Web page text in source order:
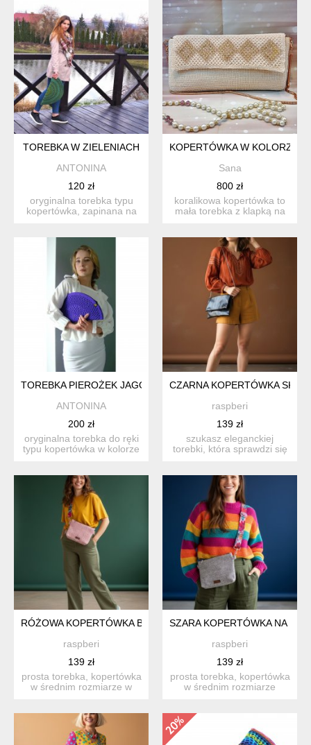
TOREBKA W ZIELENIACH
ANTONINA
120 zł
oryginalna torebka typu
kopertówka, zapinana na
KOPERTÓWKA W KOLORZE
Sana
800 zł
koralikowa kopertówka to
mała torebka z klapką na
TOREBKA PIEROŻEK JAGODOWY
ANTONINA
200 zł
oryginalna torebka do ręki
typu kopertówka w kolorze
CZARNA KOPERTÓWKA
raspberi
139 zł
szukasz eleganckiej
torebki, która sprawdzi się
RÓŻOWA KOPERTÓWKA BARANEK
raspberi
139 zł
prosta torebka, kopertówka
w średnim rozmiarze w
SZARA KOPERTÓWKA NA
raspberi
139 zł
prosta torebka, kopertówka
w średnim rozmiarze